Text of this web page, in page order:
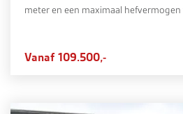
meter en een maximaal
Vanaf 109.500,-